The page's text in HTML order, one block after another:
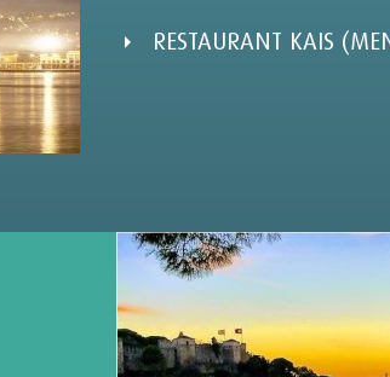
RESTAURANT KAIS